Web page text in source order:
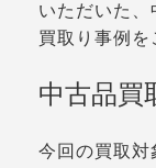
いただいた
買取り事例を
中古品買
今回の買取